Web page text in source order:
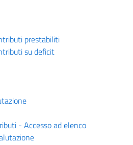
prestabiliti
su deficit
- Accesso ad elenco